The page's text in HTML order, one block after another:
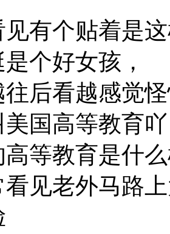
见有个贴着是
个好女孩，
后看越感觉
国高等教育
高等教育是什
见老外马路